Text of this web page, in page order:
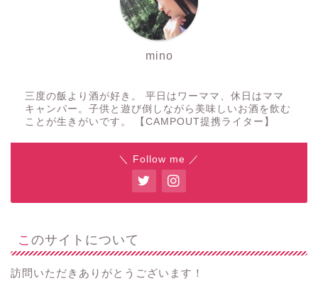
mino
三度の飯より酒が好き。 平日はワーママ、休日はママ
キャンパー。子供と遊び倒しながら美味しいお酒を飲む
ことが生きがいです。 【CAMPOUT提携ライター】
＼ Follow me ／
このサイトについて
訪問いただきありがとうございます！